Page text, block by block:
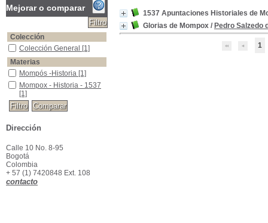
1537 Apuntaciones Historiales de
Glorias de Mompox / Pedro Salzedo
1
Mejorar o comparar
Colección
Colección General
Colección General [1]
Materias
Mompós -Historia
Mompós -Historia [1]
Mompox - Historia - 1537
Mompox - Historia - 1537
[1]
Dirección
Calle 10 No. 8-95
Bogotá
Colombia
+ 57 (1) 7420848 Ext. 108
contacto